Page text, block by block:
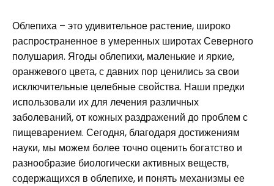
Облепиха – это удивительное растение, широко
распространенное в умеренных широтах Северного
полушария. Ягоды облепихи, маленькие и яркие,
оранжевого цвета, с давних пор ценились за свои
исключительные целебные свойства. Наши предки
использовали их для лечения различных
заболеваний, от кожных раздражений до проблем с
пищеварением. Сегодня, благодаря достижениям
науки, мы можем более точно оценить богатство и
разнообразие биологически активных веществ,
содержащихся в облепихе, и понять механизмы ее